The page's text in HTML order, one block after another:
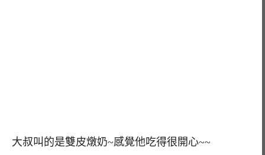
大叔叫的是雙皮燉奶~感覺他吃得很開心~~